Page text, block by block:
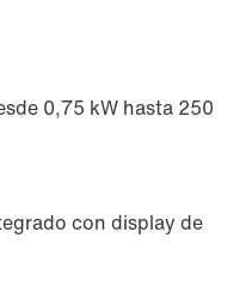
0,75 kW hasta 250
con display de